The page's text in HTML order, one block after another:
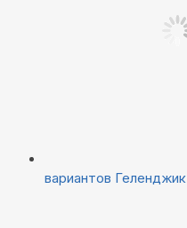
вариантов Геленджик